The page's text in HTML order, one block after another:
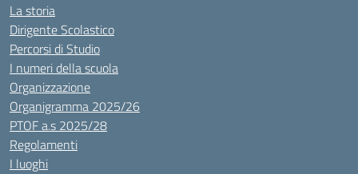
La storia
Dirigente Scolastico
Percorsi di Studio
I numeri della scuola
Organizzazione
Organigramma 2025/26
PTOF a.s 2025/28
Regolamenti
I luoghi